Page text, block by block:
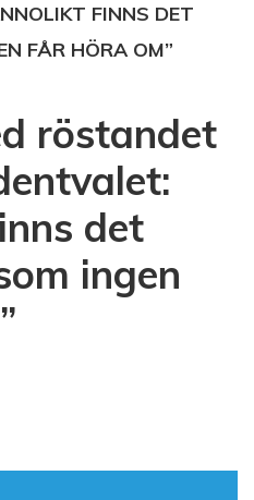
FINNS DET
FÅR HÖRA OM”
röstandet
det
ingen